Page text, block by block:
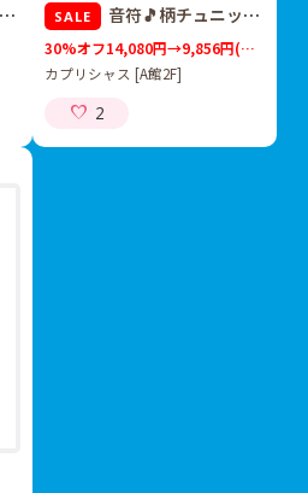
SALE 音符🎵柄チュニックブラウス
30%オフ14,080円→9,856円(税込)
カプリシャス [A館2F]
2